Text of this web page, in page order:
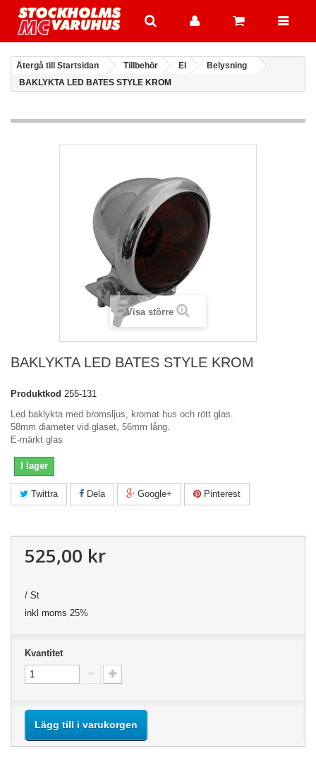
Återgå till Startsidan Tillbehör El
Belysning
BAKLYKTA LED BATES STYLE KROM
Visa större
BAKLYKTA LED BATES STYLE KROM
Produktkod 255-131
Led baklykta med bromsljus, kromat hus och rött glas.
58mm diameter vid glaset, 56mm lång.
E-märkt glas
I lager
Twittra Dela Google+ Pinterest
525,00 kr
/ St
inkl moms 25%
Kvantitet
Lägg till i varukorgen